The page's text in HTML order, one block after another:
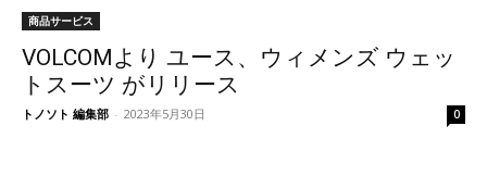
商品サービス
VOLCOMより ユース、ウィメンズ ウェッ
トスーツ がリリース
トノソト 編集部 - 2023年5月30日 0